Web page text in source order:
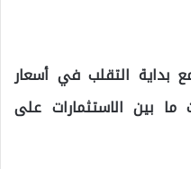
بداية التقلب في أسعار
بين الاستثمارات على